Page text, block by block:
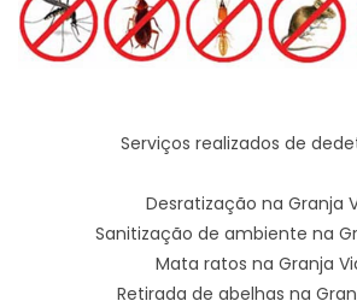
Serviços realizados de
Desratização na Granja
Sanitização de ambiente na
Mata ratos na Granja
Retirada de abelhas na